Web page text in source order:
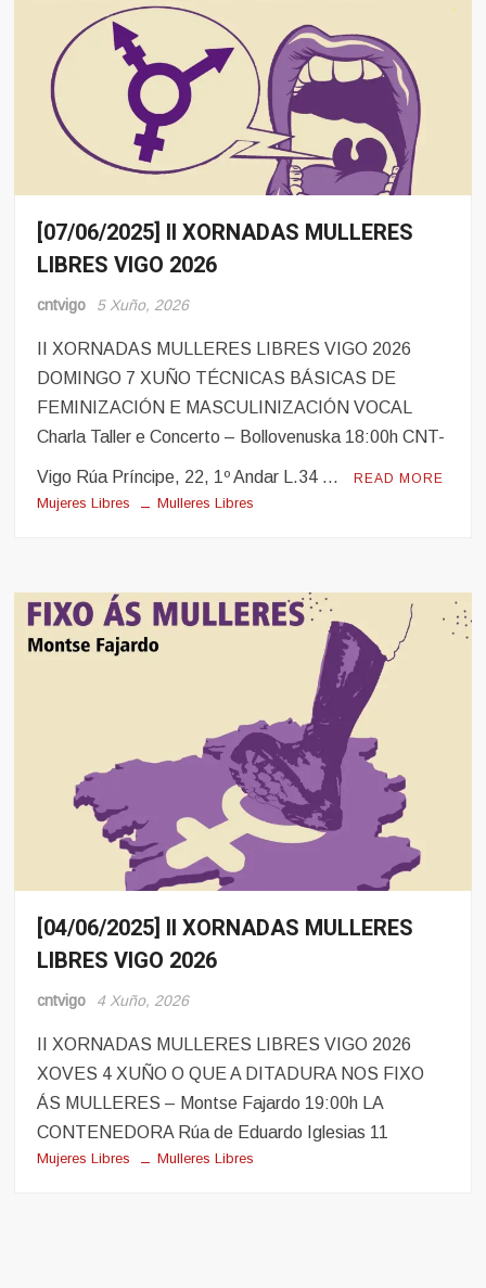
Eventos
[07/06/2025] II XORNADAS MULLERES
LIBRES VIGO 2026
cntvigo 5 Xuño, 2026
II XORNADAS MULLERES LIBRES VIGO 2026
DOMINGO 7 XUÑO TÉCNICAS BÁSICAS DE
FEMINIZACIÓN E MASCULINIZACIÓN VOCAL
Charla Taller e Concerto – Bollovenuska 18:00h CNT-
Vigo Rúa Príncipe, 22, 1º Andar L.34 … READ MORE
Mujeres Libres Mulleres Libres
Eventos
[04/06/2025] II XORNADAS MULLERES
LIBRES VIGO 2026
cntvigo 4 Xuño, 2026
II XORNADAS MULLERES LIBRES VIGO 2026
XOVES 4 XUÑO O QUE A DITADURA NOS FIXO
ÁS MULLERES – Montse Fajardo 19:00h LA
CONTENEDORA Rúa de Eduardo Iglesias 11
Mujeres Libres Mulleres Libres